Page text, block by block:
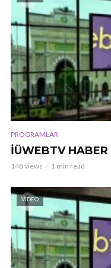
PROGRAMLAR
İÜWEBTV
148 views 1 min read
VIDEO